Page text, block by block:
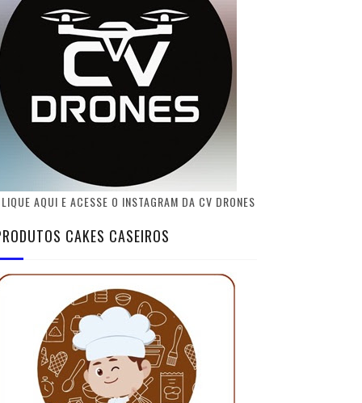
AQUI E ACESSE O INSTAGRAM DA CV DRONES
CAKES CASEIROS